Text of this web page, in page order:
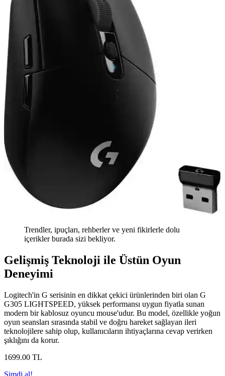
Trendler, ipuçları, rehberler ve yeni fikirlerle dolu
içerikler burada sizi bekliyor.
Gelişmiş Teknoloji ile Üstün Oyun
Deneyimi
Logitech'in G serisinin en dikkat çekici ürünlerinden biri olan G
G305 LIGHTSPEED, yüksek performansı uygun fiyatla sunan
modern bir kablosuz oyuncu mouse'udur. Bu model, özellikle yoğun
oyun seansları sırasında stabil ve doğru hareket sağlayan ileri
teknolojilere sahip olup, kullanıcıların ihtiyaçlarına cevap verirken
şıklığını da korur.
1699.00 TL
Şimdi al!